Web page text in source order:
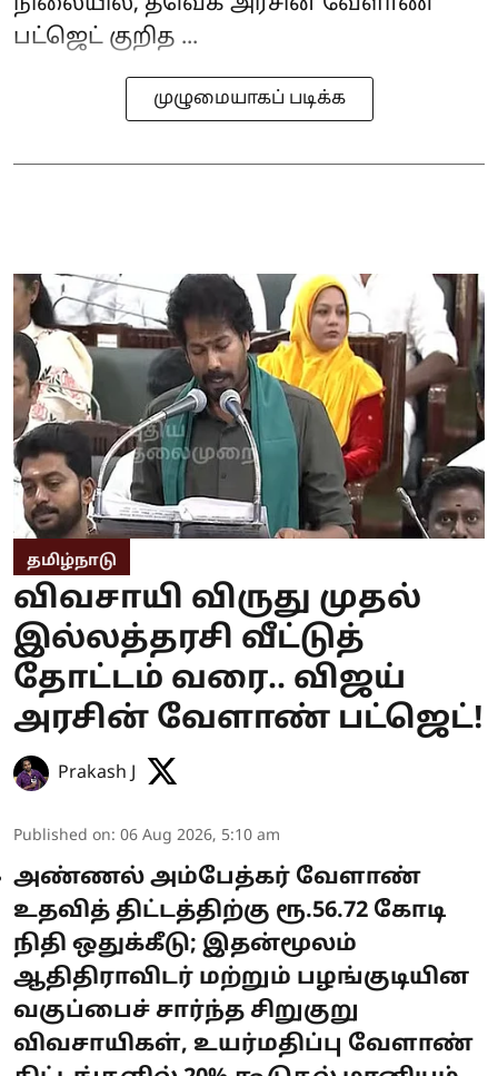
பட்ஜெட் குறித ...
முழுமையாகப் படிக்க
தமிழ்நாடு
விவசாயி விருது முதல்
இல்லத்தரசி வீட்டுத்
தோட்டம் வரை.. விஜய்
அரசின் வேளாண் பட்ஜெட்!
Prakash J
Published on: 06 Aug 2026, 5:10 am
அண்ணல் அம்பேத்கர் வேளாண்
உதவித் திட்டத்திற்கு ரூ.56.72 கோடி
நிதி ஒதுக்கீடு; இதன்மூலம்
ஆதிதிராவிடர் மற்றும் பழங்குடியின
வகுப்பைச் சார்ந்த சிறுகுறு
விவசாயிகள், உயர்மதிப்பு வேளாண்